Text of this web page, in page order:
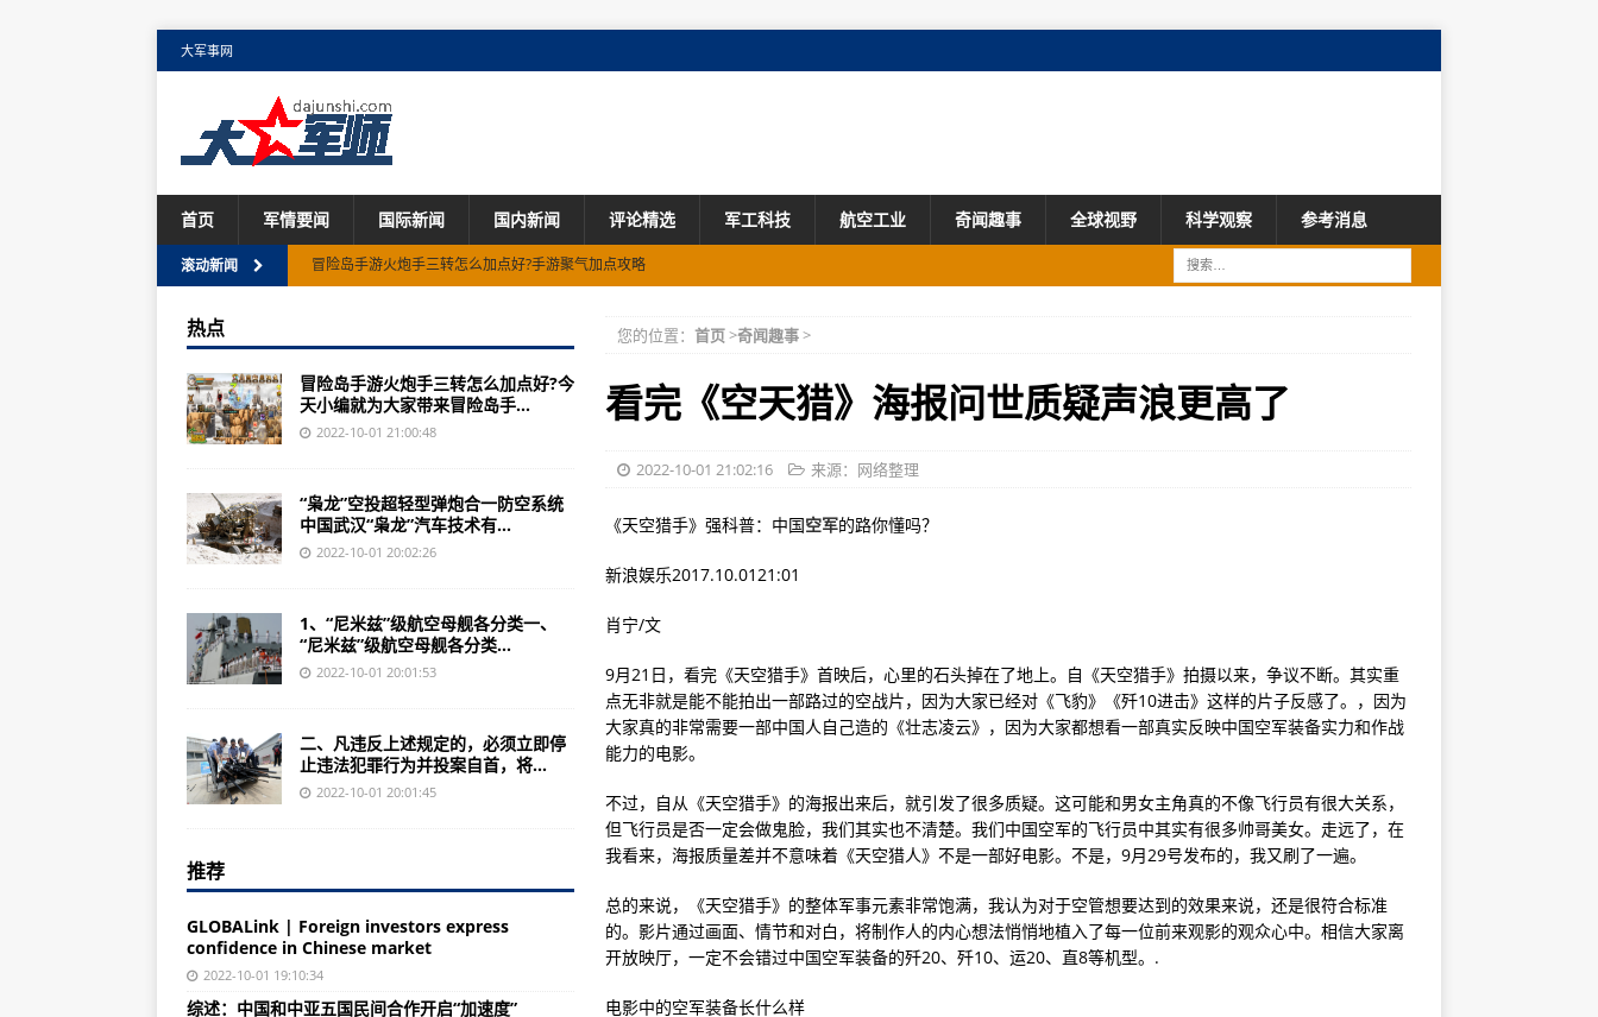
大军事网
首页 军情要闻 国际新闻 国内新闻 评论精选 军工科技 航空工业 奇闻趣事 全球视野 科学观察 参考消息
滚动新闻
冒险岛手游火炮手三转怎么加点好?手游聚气加点攻略
美国留学：解放军校官军衔和尉官的对应上校和大校
美国海军六大舰队实力剖析一个舰队就可以单挑任何一个
“枭龙”空投超轻型合一防空系统首次亮相(图)
【历史上的今天】中国航天事业在新世纪的新里程碑
最高人民法院最高人民检察院专项行动收缴各类非法枪支、仿真枪、弩等物品
美空军利用VR技术训练飞行员可大幅降低训练成本及风险
军改后的中国所有军校名单，有你的母校吗？
历经邓小平同志下定决心恢复军衔制的起因是什么？(图)
暴雪提升了部分前夕TBC阶段，旧世界任务奖励多多
97年刑法第一百二十五条至犯罪的定罪与量刑处罚标准
先说结论：核弹发射以后能不能拦截？能。能
AK-12连发速度600rpm但三发点射速度是1000
世界各大军事强大的格外青睐：激光武器虽好光的直线传播原理
您的位置： 首页>奇闻趣事>
看完《空天猎》海报问世质疑声浪更高了
2022-10-01 21:02:16 来源：网络整理
《天空猎手》强科普：中国空军的路你懂吗？
新浪娱乐2017.10.0121:01
肖宁/文
9月21日，看完《天空猎手》首映后，心里的石头掉在了地上。自《天空猎手》拍摄以来，争议不断。其实重
点无非就是能不能拍出一部路过的空战片，因为大家已经对《飞豹》《歼10进击》这样的片子反感了。，因为
大家真的非常需要一部中国人自己造的《壮志凌云》，因为大家都想看一部真实反映中国空军装备实力和作战
能力的电影。
不过，自从《天空猎手》的海报出来后，就引发了很多质疑。这可能和男女主角真的不像飞行员有很大关系，
但飞行员是否一定会做鬼脸，我们其实也不清楚。我们中国空军的飞行员中其实有很多帅哥美女。走远了，在
我看来，海报质量差并不意味着《天空猎人》不是一部好电影。不是，9月29号发布的，我又刷了一遍。
总的来说，《天空猎手》的整体军事元素非常饱满，我认为对于空管想要达到的效果来说，还是很符合标准
的。影片通过画面、情节和对白，将制作人的内心想法悄悄地植入了每一位前来观影的观众心中。相信大家离
开放映厅，一定不会错过中国空军装备的歼20、歼10、运20、直8等机型。.
电影中的空军装备长什么样
热点
冒险岛手游火炮手三转怎么加点好?今
天小编就为大家带来冒险岛手...
2022-10-01 21:00:48
“枭龙”空投超轻型弹炮合一防空系统
中国武汉“枭龙”汽车技术有...
2022-10-01 20:02:26
1、“尼米兹”级航空母舰各分类一、
“尼米兹”级航空母舰各分类...
2022-10-01 20:01:53
二、凡违反上述规定的，必须立即停
止违法犯罪行为并投案自首，将...
2022-10-01 20:01:45
推荐
GLOBALink | Foreign investors express
confidence in Chinese market
2022-10-01 19:10:34
综述：中国和中亚五国民间合作开启“加速度”